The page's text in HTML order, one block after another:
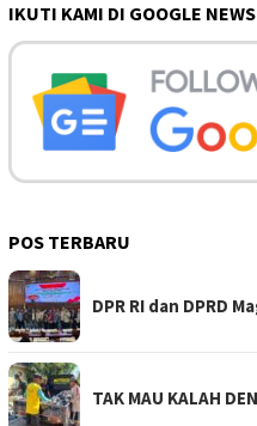
IKUTI KAMI DI GOOGLE NEWS
POS TERBARU
DPR RI dan DPRD
TAK MAU KALAH